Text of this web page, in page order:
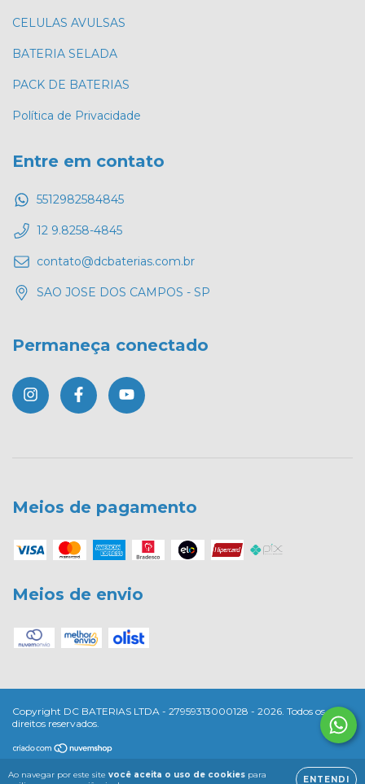
Ao navegar por este site você aceita o uso de cookies para
ENTENDI
CELULAS AVULSAS
BATERIA SELADA
PACK DE BATERIAS
Política de Privacidade
Entre em contato
5512982584845
12 9.8258-4845
contato@dcbaterias.com.br
SAO JOSE DOS CAMPOS - SP
Permaneça conectado
Meios de pagamento
Meios de envio
Copyright DC BATERIAS LTDA - 27959313000128 - 2026. Todos os
direitos reservados.